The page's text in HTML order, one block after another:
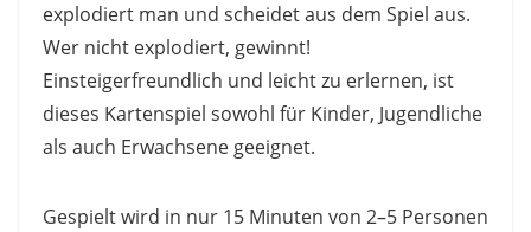
explodiert man und scheidet aus dem Spiel aus.
Wer nicht explodiert, gewinnt!
Einsteigerfreundlich und leicht zu erlernen, ist
dieses Kartenspiel sowohl für Kinder, Jugendliche
als auch Erwachsene geeignet.
Gespielt wird in nur 15 Minuten von 2–5 Personen